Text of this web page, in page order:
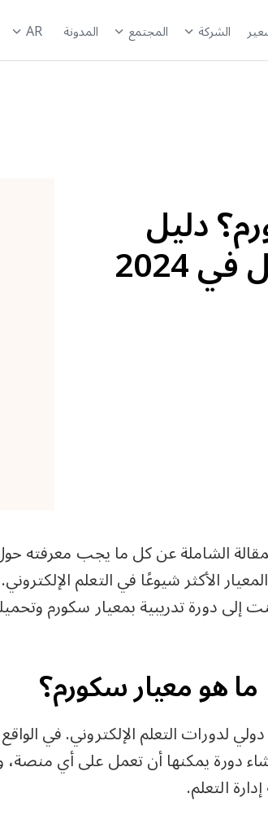
الشركة المجتمع المدونة AR
دليل
2024
الشاملة عن كل ما يجب معرفته
الأكثر شيوعًا في التعلم
إلى دورة تدريبية بمعيار سكورم
ما هو معيار سكورم؟
لدورات التعلم الإلكتروني. في
دورة يمكنها أن تعمل على أي
التعلم.